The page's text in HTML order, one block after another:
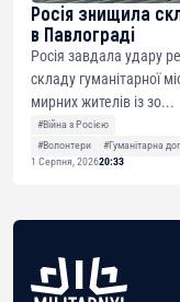
Росія знищила
в Павлограді
Росія завдала удару
складу гуманітарної
мирних жителів із зо...
#Війна з Росією
#Волонтери
#Гуманітарна
1 Серпня, 202620:33